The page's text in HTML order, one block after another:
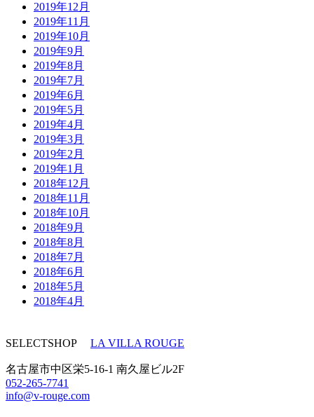
2019年12月
2019年11月
2019年10月
2019年9月
2019年8月
2019年7月
2019年6月
2019年5月
2019年4月
2019年3月
2019年2月
2019年1月
2018年12月
2018年11月
2018年10月
2018年9月
2018年8月
2018年7月
2018年6月
2018年5月
2018年4月
SELECTSHOP LA VILLA ROUGE
名古屋市中区栄5-16-1 南久屋ビル2F
052-265-7741
info@v-rouge.com